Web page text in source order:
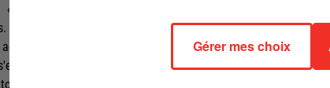
L'histoire a un côté poétique que j'adore. Julien a ce talent. »
Au fil du temps et malgré leurs nombreux déplacements, leur
sur scène. [?] Nous avons par la suite échangé, fait un
confirmée à ce moment-là », a ainsi ajouté Louane. Avant
me confier à lui, il n'en fera rien. C'est à ça, je crois, que
Gérer mes choix